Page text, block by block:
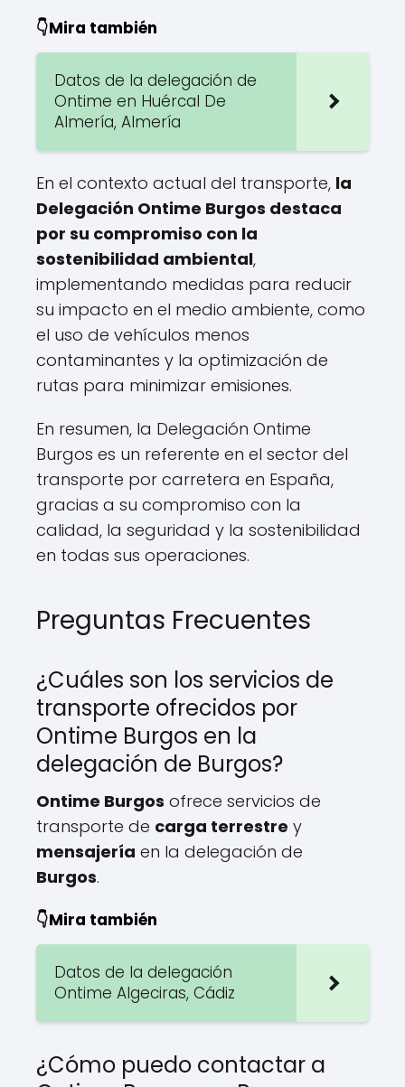
👇Mira también
Datos de la delegación de
Ontime en Huércal De
Almería, Almería
En el contexto actual del transporte, la
Delegación Ontime Burgos destaca
por su compromiso con la
sostenibilidad ambiental,
implementando medidas para reducir
su impacto en el medio ambiente, como
el uso de vehículos menos
contaminantes y la optimización de
rutas para minimizar emisiones.
En resumen, la Delegación Ontime
Burgos es un referente en el sector del
transporte por carretera en España,
gracias a su compromiso con la
calidad, la seguridad y la sostenibilidad
en todas sus operaciones.
Preguntas Frecuentes
¿Cuáles son los servicios de
transporte ofrecidos por
Ontime Burgos en la
delegación de Burgos?
Ontime Burgos ofrece servicios de
transporte de carga terrestre y
mensajería en la delegación de
Burgos.
👇Mira también
Datos de la delegación
Ontime Algeciras, Cádiz
¿Cómo puedo contactar a